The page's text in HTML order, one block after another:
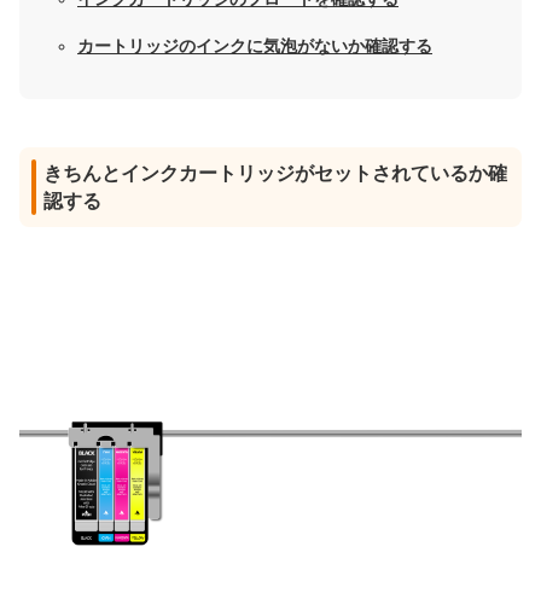
カートリッジのインクに気泡がないか確認する
きちんとインクカートリッジがセットされているか確
認する